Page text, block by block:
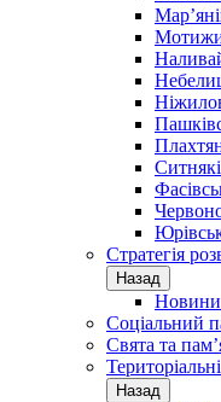
Стратегія
Назад
Новини
Соціальний
Свята та
Назад